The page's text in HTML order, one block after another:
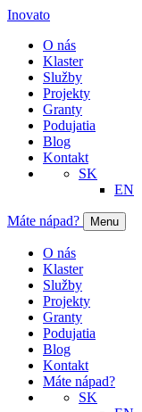
Inovato
O nás
Klaster
Služby
Projekty
Granty
Podujatia
Blog
Kontakt
SK
EN
Máte nápad? Menu
O nás
Klaster
Služby
Projekty
Granty
Podujatia
Blog
Kontakt
Máte nápad?
SK